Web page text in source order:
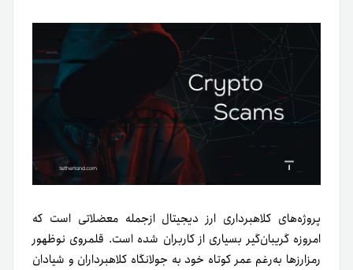
پروژه‌های کلاهبرداری ارز دیجیتال ازجمله معضلاتی است که
امروزه گریبان‌گیر بسیاری از کاربران شده است. قلمروی نوظهور
رمزارزها به‌رغم عمر کوتاه خود به جولانگاه کلاهبرداران و شیادان